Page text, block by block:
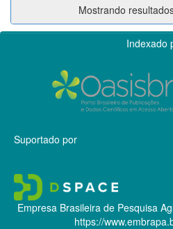
Mostrando
Indexado
Suportado por
Empresa Brasileira de Pesquisa
https://